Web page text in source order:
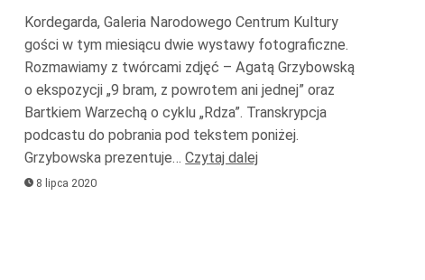
do
dołu
aby
zwiększyć
Kordegarda, Galeria Narodowego Centrum Kultury
gości w tym miesiącu dwie wystawy fotograficzne.
Rozmawiamy z twórcami zdjęć – Agatą Grzybowską
o ekspozycji „9 bram, z powrotem ani jednej” oraz
Bartkiem Warzechą o cyklu „Rdza”. Transkrypcja
podcastu do pobrania pod tekstem poniżej.
Grzybowska prezentuje…Czytaj dalej
8 lipca 2020